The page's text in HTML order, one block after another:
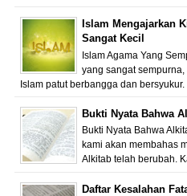
Islam Mengajarkan
Sangat Kecil
Islam Agama Yang
yang sangat
Islam patut berbangga dan bersyukur.
Bukti Nyata Bahwa
Bukti Nyata Bahwa
kami akan membahas
Alkitab telah berubah.
Daftar Kesalahan